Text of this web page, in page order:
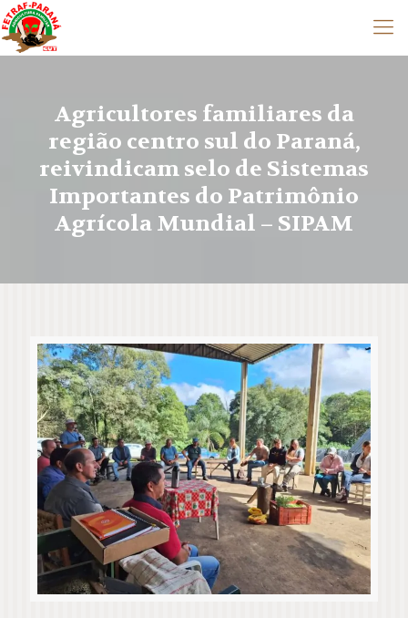
Agricultores familiares da
região centro sul do Paraná,
reivindicam selo de Sistemas
Importantes do Patrimônio
Agrícola Mundial – SIPAM